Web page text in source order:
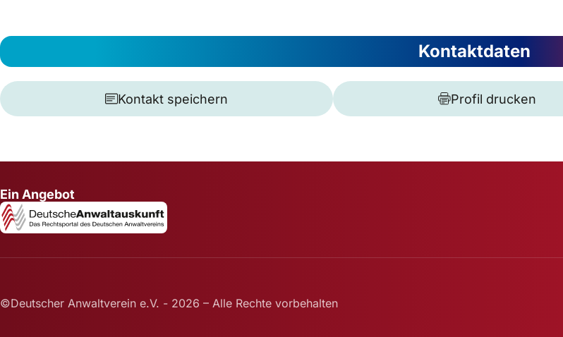
Kontaktdaten
Kontakt speichern Profil drucken
Ein Angebot
©Deutscher Anwaltverein e.V. - 2026 – Alle Rechte vorbehalten